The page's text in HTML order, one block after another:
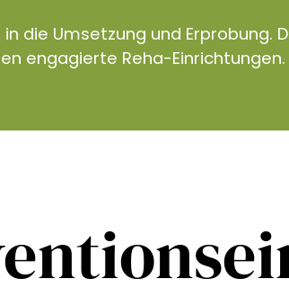
die Umsetzung und Erprobung.
engagierte Reha-Einrichtungen.